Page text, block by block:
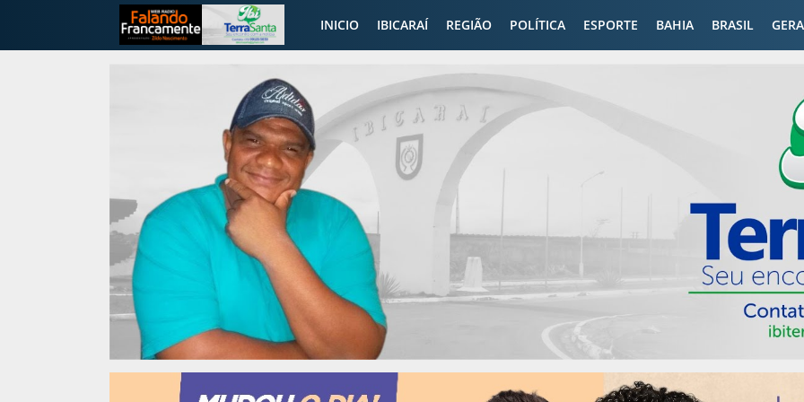
INICIO IBICARAÍ REGIÃO POLÍTICA ESPORTE BAHIA BRASIL